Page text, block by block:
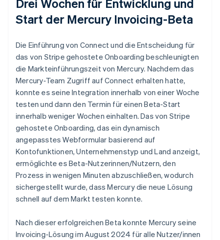
Drei Wochen für Entwicklung und
Start der Mercury Invoicing-Beta
Die Einführung von Connect und die Entscheidung für
das von Stripe gehostete Onboarding beschleunigten
die Markteinführungszeit von Mercury. Nachdem das
Mercury-Team Zugriff auf Connect erhalten hatte,
konnte es seine Integration innerhalb von einer Woche
testen und dann den Termin für einen Beta-Start
innerhalb weniger Wochen einhalten. Das von Stripe
gehostete Onboarding, das ein dynamisch
angepasstes Webformular basierend auf
Kontofunktionen, Unternehmenstyp und Land anzeigt,
ermöglichte es Beta-Nutzerinnen/Nutzern, den
Prozess in wenigen Minuten abzuschließen, wodurch
sichergestellt wurde, dass Mercury die neue Lösung
schnell auf dem Markt testen konnte.
Nach dieser erfolgreichen Beta konnte Mercury seine
Invoicing-Lösung im August 2024 für alle Nutzer/innen